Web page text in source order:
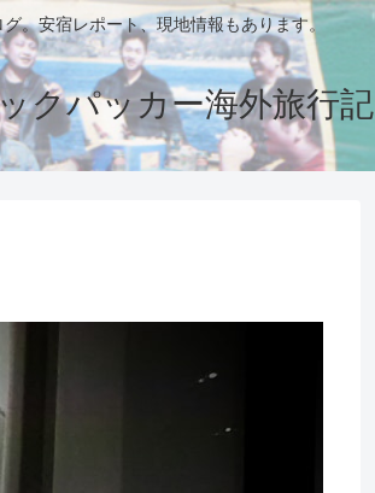
。安宿レポート、現地情報もあります。
クパッカー海外旅行記